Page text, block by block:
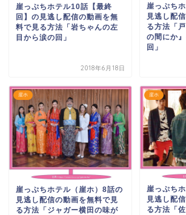
崖っぷちホテル10話【最終
回】の見逃し配信の動画を無
料で見る方法「岩ちゃんの左
目から涙の回」
2018年6月18日
崖っぷち
見逃し配
る方法「
の間にか
回」
崖ホ
崖っぷちホテル（崖ホ）8話の
見逃し配信の動画を無料で見
る方法「ジャガー横田の味が
崖ホ
崖っぷち
見逃し配
る方法「